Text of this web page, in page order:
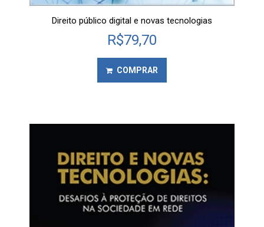
Direito público digital e novas tecnologias
R$79,70
COMPRAR